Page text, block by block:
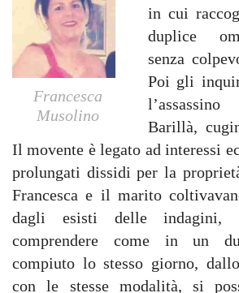
Francesca
Musolino
in cui
duplice
senza
Poi gli
Barillà,
Il movente è legato ad interessi
prolungati dissidi per la
Francesca e il marito
dagli esisti delle indagini,
comprendere come in un
compiuto lo stesso giorno,
con le stesse modalità, si